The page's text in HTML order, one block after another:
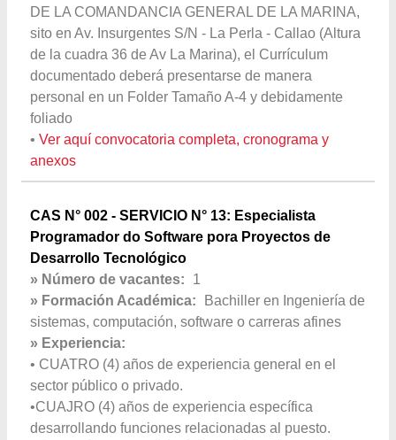
DE LA COMANDANCIA GENERAL DE LA MARINA,
sito en Av. Insurgentes S/N - La Perla - Callao (Altura
de la cuadra 36 de Av La Marina), el Currículum
documentado deberá presentarse de manera
personal en un Folder Tamaño A-4 y debidamente
foliado
• Ver aquí convocatoria completa, cronograma y
anexos
CAS N° 002 - SERVICIO N° 13: Especialista
Programador do Software pora Proyectos de
Desarrollo Tecnológico
» Número de vacantes:
1
» Formación Académica:
Bachiller en Ingeniería de
sistemas, computación, software o carreras afines
» Experiencia:
• CUATRO (4) años de experiencia general en el
sector público o privado.
•CUAJRO (4) años de experiencia específica
desarrollando funciones relacionadas al puesto.